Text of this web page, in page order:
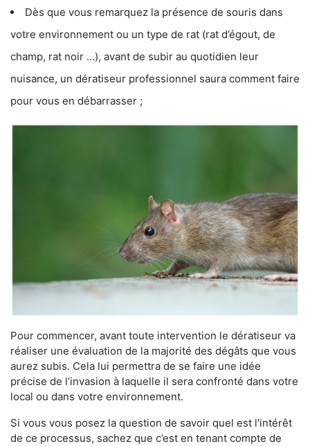
Dès que vous remarquez la présence de souris dans
votre environnement ou un type de rat (rat d’égout, de
champ, rat noir …), avant de subir au quotidien leur
nuisance, un dératiseur professionnel saura comment faire
pour vous en débarrasser ;
Pour commencer, avant toute intervention le dératiseur va
réaliser une évaluation de la majorité des dégâts que vous
aurez subis. Cela lui permettra de se faire une idée
précise de l’invasion à laquelle il sera confronté dans votre
local ou dans votre environnement.
Si vous vous posez la question de savoir quel est l’intérêt
de ce processus, sachez que c’est en tenant compte de